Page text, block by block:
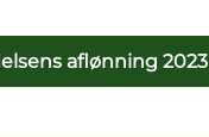
aflønning 2023